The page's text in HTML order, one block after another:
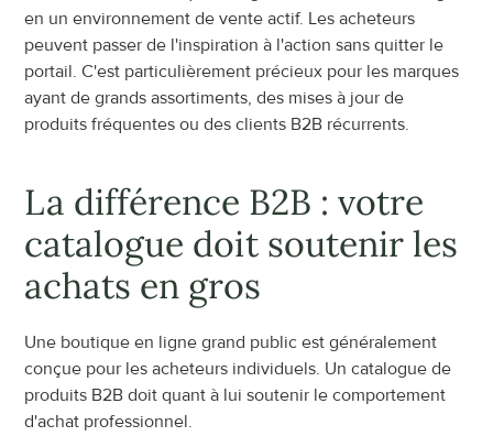
en un environnement de vente actif. Les acheteurs
peuvent passer de l'inspiration à l'action sans quitter le
portail. C'est particulièrement précieux pour les marques
ayant de grands assortiments, des mises à jour de
produits fréquentes ou des clients B2B récurrents.
La différence B2B : votre
catalogue doit soutenir les
achats en gros
Une boutique en ligne grand public est généralement
conçue pour les acheteurs individuels. Un catalogue de
produits B2B doit quant à lui soutenir le comportement
d'achat professionnel.